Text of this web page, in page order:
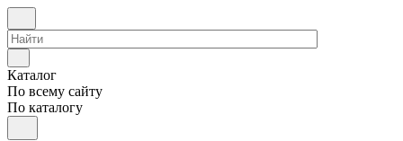
Каталог
По всему сайту
По каталогу